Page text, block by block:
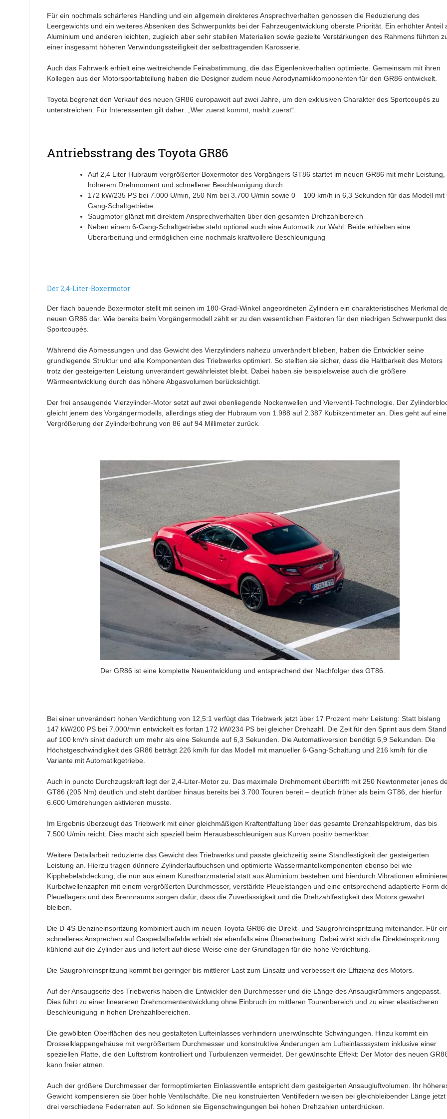
Für ein nochmals schärferes Handling und ein allgemein direkteres Ansprechverhalten genossen die Reduzierung des
Leergewichts und ein weiteres Absenken des Schwerpunkts bei der Fahrzeugentwicklung oberste Priorität. Ein erhöhter Anteil
Aluminium und anderen leichten, zugleich aber sehr stabilen Materialien sowie gezielte Verstärkungen des Rahmens führten
einer insgesamt höheren Verwindungssteifigkeit der selbsttragenden Karosserie.
Auch das Fahrwerk erhielt eine weitreichende Feinabstimmung, die das Eigenlenkverhalten optimierte. Gemeinsam mit ihren
Kollegen aus der Motorsportabteilung haben die Designer zudem neue Aerodynamikkomponenten für den GR86 entwickelt.
Toyota begrenzt den Verkauf des neuen GR86 europaweit auf zwei Jahre, um den exklusiven Charakter des Sportcoupés zu
unterstreichen. Für Interessenten gilt daher: „Wer zuerst kommt, mahlt zuerst“.
Antriebsstrang des Toyota GR86
Auf 2,4 Liter Hubraum vergrößerter Boxermotor des Vorgängers GT86 startet im neuen GR86 mit mehr Leistung,
höherem Drehmoment und schnellerer Beschleunigung durch
172 kW/235 PS bei 7.000 U/min, 250 Nm bei 3.700 U/min sowie 0 – 100 km/h in 6,3 Sekunden für das Modell mit
Gang-Schaltgetriebe
Saugmotor glänzt mit direktem Ansprechverhalten über den gesamten Drehzahlbereich
Neben einem 6-Gang-Schaltgetriebe steht optional auch eine Automatik zur Wahl. Beide erhielten eine
Überarbeitung und ermöglichen eine nochmals kraftvollere Beschleunigung
Der 2,4-Liter-Boxermotor
Der flach bauende Boxermotor stellt mit seinen im 180-Grad-Winkel angeordneten Zylindern ein charakteristisches Merkmal
neuen GR86 dar. Wie bereits beim Vorgängermodell zählt er zu den wesentlichen Faktoren für den niedrigen Schwerpunkt des
Sportcoupés.
Während die Abmessungen und das Gewicht des Vierzylinders nahezu unverändert blieben, haben die Entwickler seine
grundlegende Struktur und alle Komponenten des Triebwerks optimiert. So stellten sie sicher, dass die Haltbarkeit des Motors
trotz der gesteigerten Leistung unverändert gewährleistet bleibt. Dabei haben sie beispielsweise auch die größere
Wärmeentwicklung durch das höhere Abgasvolumen berücksichtigt.
Der frei ansaugende Vierzylinder-Motor setzt auf zwei obenliegende Nockenwellen und Vierventil-Technologie. Der
gleicht jenem des Vorgängermodells, allerdings stieg der Hubraum von 1.988 auf 2.387 Kubikzentimeter an. Dies geht auf eine
Vergrößerung der Zylinderbohrung von 86 auf 94 Millimeter zurück.
Der GR86 ist eine komplette Neuentwicklung und entsprechend der Nachfolger des GT86.
Bei einer unverändert hohen Verdichtung von 12,5:1 verfügt das Triebwerk jetzt über 17 Prozent mehr Leistung: Statt bislang
147 kW/200 PS bei 7.000/min entwickelt es fortan 172 kW/234 PS bei gleicher Drehzahl. Die Zeit für den Sprint aus dem Stand
auf 100 km/h sinkt dadurch um mehr als eine Sekunde auf 6,3 Sekunden. Die Automatikversion benötigt 6,9 Sekunden. Die
Höchstgeschwindigkeit des GR86 beträgt 226 km/h für das Modell mit manueller 6-Gang-Schaltung und 216 km/h für die
Variante mit Automatikgetriebe.
Auch in puncto Durchzugskraft legt der 2,4-Liter-Motor zu. Das maximale Drehmoment übertrifft mit 250 Newtonmeter jenes
GT86 (205 Nm) deutlich und steht darüber hinaus bereits bei 3.700 Touren bereit – deutlich früher als beim GT86, der hierfür
6.600 Umdrehungen aktivieren musste.
Im Ergebnis überzeugt das Triebwerk mit einer gleichmäßigen Kraftentfaltung über das gesamte Drehzahlspektrum, das bis
7.500 U/min reicht. Dies macht sich speziell beim Herausbeschleunigen aus Kurven positiv bemerkbar.
Weitere Detailarbeit reduzierte das Gewicht des Triebwerks und passte gleichzeitig seine Standfestigkeit der gesteigerten
Leistung an. Hierzu tragen dünnere Zylinderlaufbuchsen und optimierte Wassermantelkomponenten ebenso bei wie
Kipphebelabdeckung, die nun aus einem Kunstharzmaterial statt aus Aluminium bestehen und hierdurch Vibrationen
Kurbelwellenzapfen mit einem vergrößerten Durchmesser, verstärkte Pleuelstangen und eine entsprechend adaptierte Form
Pleuellagers und des Brennraums sorgen dafür, dass die Zuverlässigkeit und die Drehzahlfestigkeit des Motors gewahrt
bleiben.
Die D-4S-Benzineinspritzung kombiniert auch im neuen Toyota GR86 die Direkt- und Saugrohreinspritzung miteinander. Für
schnelleres Ansprechen auf Gaspedalbefehle erhielt sie ebenfalls eine Überarbeitung. Dabei wirkt sich die Direkteinspritzung
kühlend auf die Zylinder aus und liefert auf diese Weise eine der Grundlagen für die hohe Verdichtung.
Die Saugrohreinspritzung kommt bei geringer bis mittlerer Last zum Einsatz und verbessert die Effizienz des Motors.
Auf der Ansaugseite des Triebwerks haben die Entwickler den Durchmesser und die Länge des Ansaugkrümmers angepasst.
Dies führt zu einer lineareren Drehmomententwicklung ohne Einbruch im mittleren Tourenbereich und zu einer elastischeren
Beschleunigung in hohen Drehzahlbereichen.
Die gewölbten Oberflächen des neu gestalteten Lufteinlasses verhindern unerwünschte Schwingungen. Hinzu kommt ein
Drosselklappengehäuse mit vergrößertem Durchmesser und konstruktive Änderungen am Lufteinlasssystem inklusive einer
speziellen Platte, die den Luftstrom kontrolliert und Turbulenzen vermeidet. Der gewünschte Effekt: Der Motor des neuen
kann freier atmen.
Auch der größere Durchmesser der formoptimierten Einlassventile entspricht dem gesteigerten Ansaugluftvolumen. Ihr
Gewicht kompensieren sie über hohle Ventilschäfte. Die neu konstruierten Ventilfedern weisen bei gleichbleibender Länge jetzt
drei verschiedene Federraten auf. So können sie Eigenschwingungen bei hohen Drehzahlen unterdrücken.